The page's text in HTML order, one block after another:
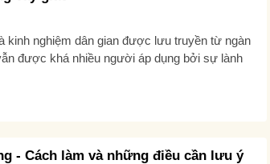
kinh nghiệm dân gian được lưu truyền từ ngàn
được khá nhiều người áp dụng bởi sự lành
- Cách làm và những điều cần lưu ý